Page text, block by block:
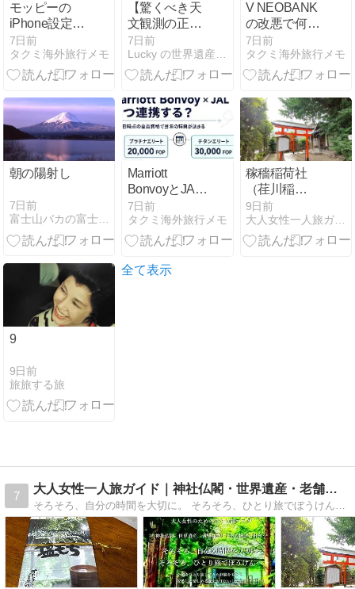
モッピーの
iPhone設定4
項目｜
Safari・アプ
リ案件・反映
の対処
7日前
タクミ海外旅行メモ
【驚くべき天
文観測の正確
さを誇る天文
台】ウルグベ
ク天文台跡
Observatory)
7日前
V NEOBANK
の改悪で何が
変わる？2026
年11月のポイ
ント改定と今
7日前
タクミ海外旅行メモ
朝の陽射し
7日前
富士山バカの富士山撮影記
Marriott
BonvoyとJAL
はいつ連携す
る？プラチナ
とチタンの
べきケース
7日前
タクミ海外旅行メモ
稼穡稲荷社
（荏川稲
荷）！山本伴
曽の想いにふ
れられる神社
9日前
大人女性一人旅ガイド｜神社仏閣・世界遺産・老舗＝たびそろ
9
9日前
旅旅する旅
全て表示
7
大人女性一人旅ガイド｜神社仏閣・世界遺産・老舗＝たびそろ